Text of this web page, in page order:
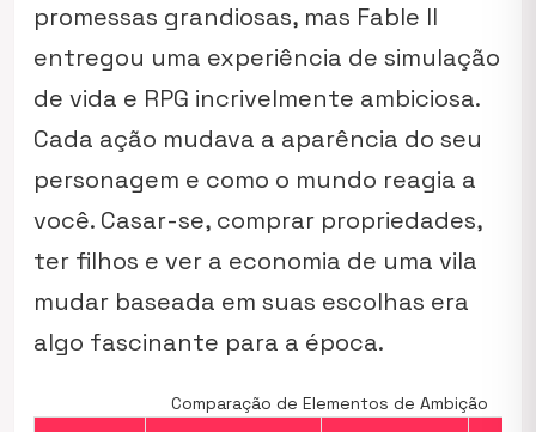
promessas grandiosas, mas Fable II
entregou uma experiência de simulação
de vida e RPG incrivelmente ambiciosa.
Cada ação mudava a aparência do seu
personagem e como o mundo reagia a
você. Casar-se, comprar propriedades,
ter filhos e ver a economia de uma vila
mudar baseada em suas escolhas era
algo fascinante para a época.
Comparação de Elementos de Ambição